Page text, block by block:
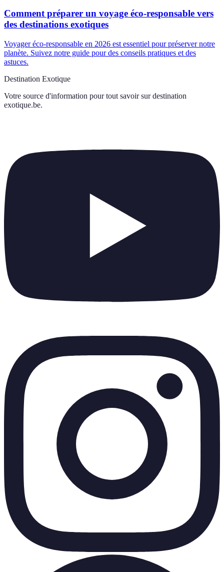
Comment préparer un voyage éco-responsable vers
des destinations exotiques
Voyager éco-responsable en 2026 est essentiel pour préserver notre
planète. Suivez notre guide pour des conseils pratiques et des
astuces.
Destination Exotique
Votre source d'information pour tout savoir sur destination
exotique.be.